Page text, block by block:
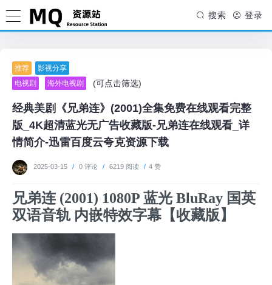
搜索 登录
推荐
影视分享
电视剧
海外电视剧 (可点击筛选)
经典美剧《兄弟连》(2001)全集免费在线观看完整
版_4K超清蓝光无广告收藏版-兄弟连在线观看_详
情简介-迅雷百度云夸克资源下载
2025-03-15 / 0 评论 / 6219 阅读 / 4 赞
兄弟连 (2001) 1080P 蓝光 BluRay 国英
双语音轨 内嵌特效字幕【收藏版】